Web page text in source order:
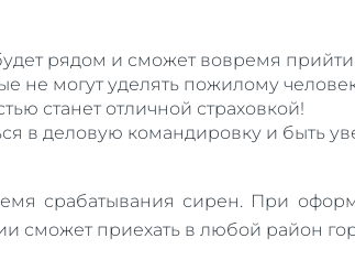
рядом и сможет вовремя
не могут уделять пожилому
станет отличной страховкой!
в деловую командировку и быть
срабатывания сирен. При
сможет приехать в любой район